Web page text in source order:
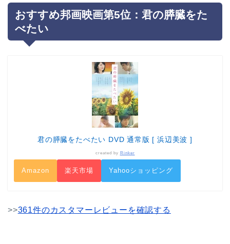
おすすめ邦画映画第5位：君の膵臓をた
べたい
君の膵臓をたべたい DVD 通常版 [ 浜辺美波 ]
created by Rinker
Amazon 楽天市場 Yahooショッピング
>>361件のカスタマーレビューを確認する